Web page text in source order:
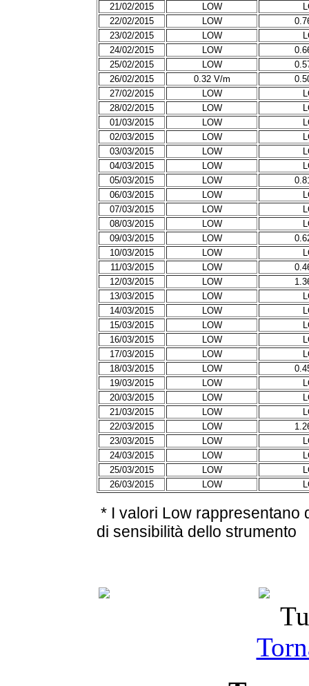
21/02/2015 LOW
22/02/2015
LOW
23/02/2015
LOW
24/02/2015
LOW
25/02/2015
LOW
26/02/2015
0.32 V/m
27/02/2015
LOW
28/02/2015
LOW
01/03/2015
LOW
02/03/2015
LOW
03/03/2015
LOW
04/03/2015
LOW
05/03/2015
LOW
06/03/2015
LOW
07/03/2015
LOW
08/03/2015
LOW
09/03/2015
LOW
10/03/2015
LOW
11/03/2015
LOW
12/03/2015
LOW
13/03/2015
LOW
14/03/2015
LOW
15/03/2015
LOW
16/03/2015
LOW
17/03/2015
LOW
18/03/2015
LOW
19/03/2015
LOW
20/03/2015
LOW
21/03/2015
LOW
22/03/2015
LOW
23/03/2015
LOW
24/03/2015
LOW
25/03/2015
LOW
26/03/2015
LOW
* I valori Low rappresentano
di sensibilità dello strumento